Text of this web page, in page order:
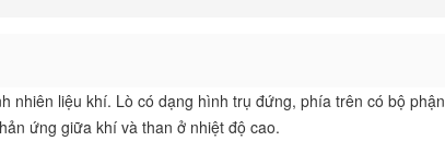
nhiên liệu khí. Lò có dạng hình trụ đứng, phía trên có bộ phận
ứng giữa khí và than ở nhiệt độ cao.